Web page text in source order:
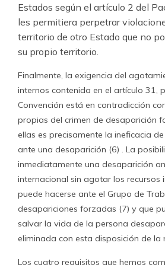
Estados según el artículo 2 del
les permitiera perpetrar
territorio de otro Estado que no
su propio territorio.
Finalmente, la exigencia del
internos contenida en el artículo 31,
Convención está en contradicción
propias del crimen de desaparición
ellas es precisamente la ineficacia
ante una desaparición (6) . La
inmediatamente una desaparición
internacional sin agotar los recursos
puede hacerse ante el Grupo de
desapariciones forzadas (7) y que
salvar la vida de la persona
eliminada con esta disposición de la
Los cuatro requisitos que hemos